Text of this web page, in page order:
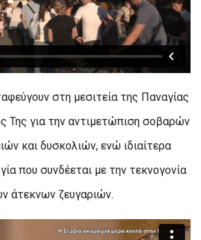
στη μεσιτεία της Παναγίας
Της για την αντιμετώπιση σοβαρών
και δυσκολιών, ενώ ιδιαίτερα
που συνδέεται με την τεκνογονία
άτεκνων ζευγαριών.